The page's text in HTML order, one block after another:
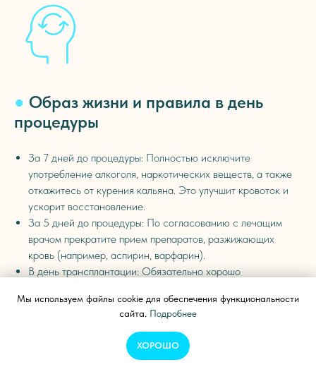
● Образ жизни и правила в день
процедуры
За 7 дней до процедуры: Полностью исключите
употребление алкоголя, наркотических веществ, а также
откажитесь от курения кальяна. Это улучшит кровоток и
ускорит восстановление.
За 5 дней до процедуры: По согласованию с лечащим
врачом прекратите прием препаратов, разжижающих
кровь (например, аспирин, варфарин).
В день трансплантации: Обязательно хорошо
легче перенести процедуру.
Одежда: Наденьте удобную одежду, которую легко снять,
не задевая голову: рубашку на пуговицах или молнии,
свободную футболку, сменные брюки или шорты.
Мы используем файлы cookie для обеспечения функциональности
сайта. Подробнее
ХОРОШО